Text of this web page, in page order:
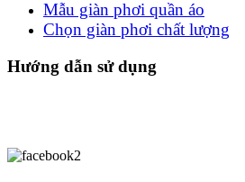
Mẫu giàn phơi quần áo
Chọn giàn phơi chất lượng
Hướng dẫn sử dụng